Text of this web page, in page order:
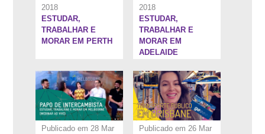
2018
ESTUDAR,
TRABALHAR E
MORAR EM PERTH
2018
ESTUDAR,
TRABALHAR E
MORAR EM
ADELAIDE
Publicado em 28 Mar
1:29:24''
Publicado em 26 Mar